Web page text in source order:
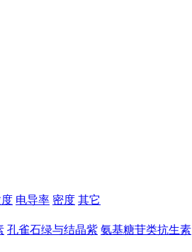
电导率 密度 其它
孔雀石绿与结晶紫 氨基糖苷类抗生素